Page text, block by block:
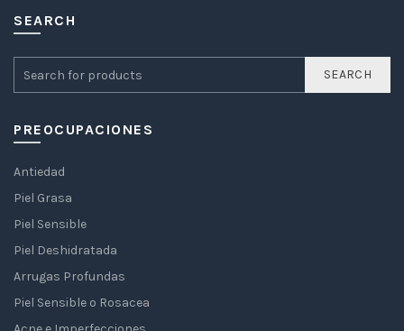
SEARCH
SEARCH
PREOCUPACIONES
Antiedad
Piel Grasa
Piel Sensible
Piel Deshidratada
Arrugas Profundas
Piel Sensible o Rosacea